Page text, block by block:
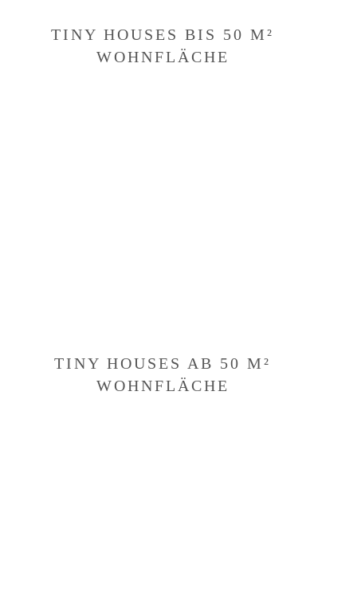
TINY HOUSES BIS 50 M²
WOHNFLÄCHE
TINY HOUSES AB 50 M²
WOHNFLÄCHE